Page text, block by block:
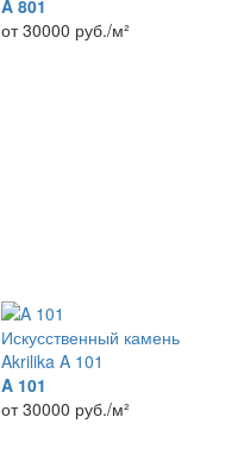
A 801
от 30000 руб./м²
Искусственный камень
Akrilika A 101
A 101
от 30000 руб./м²